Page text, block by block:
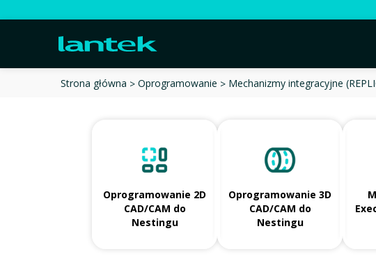
Strona główna Oprogramowanie Mechanizmy integracyjne
Oprogramowanie 2D
CAD/CAM do
Nestingu
Oprogramowanie 3D
CAD/CAM do
Nestingu